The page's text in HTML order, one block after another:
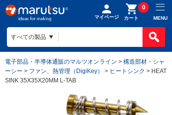
マイページ カート
0
MENU
電子部品・半導体通販のマルツオンライン > 構造部材・シャ
ーシー > ファン、熱管理（DigiKey） > ヒートシンク > HEAT
SINK 35X35X20MM L-TAB